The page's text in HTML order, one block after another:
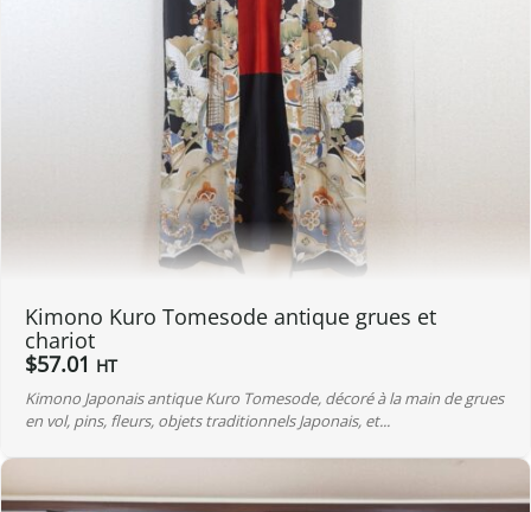
Kimono Kuro Tomesode antique grues et
chariot
$57.01 HT
Kimono Japonais antique Kuro Tomesode, décoré à la main de grues
en vol, pins, fleurs, objets traditionnels Japonais, et...